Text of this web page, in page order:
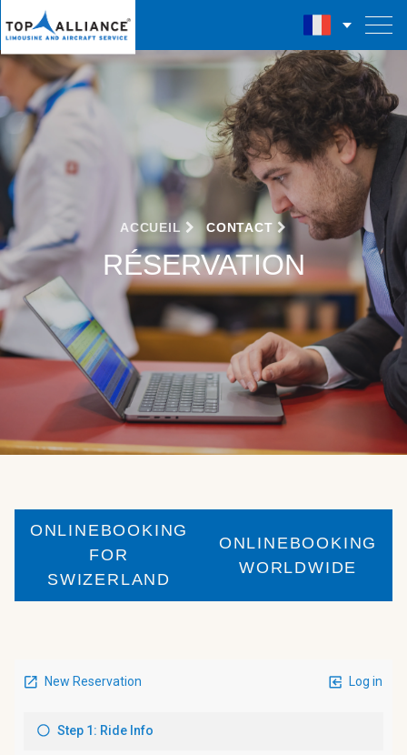
ACCUEIL CONTACT
RÉSERVATION
ONLINEBOOKING
FOR
SWIZERLAND
ONLINEBOOKING
WORLDWIDE